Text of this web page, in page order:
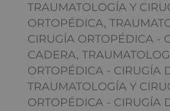
TRAUMATOLOGÍA Y
ORTOPÉDICA,
CIRUGÍA ORTOPÉDICA -
CADERA,
ORTOPÉDICA - CIRUGÍA
TRAUMATOLOGÍA Y
ORTOPÉDICA - CIRUGÍA